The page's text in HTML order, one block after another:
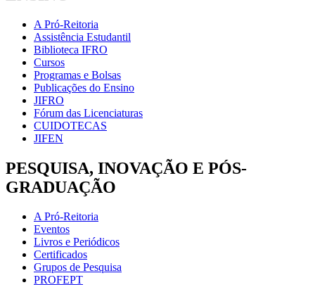
A Pró-Reitoria
Assistência Estudantil
Biblioteca IFRO
Cursos
Programas e Bolsas
Publicações do Ensino
JIFRO
Fórum das Licenciaturas
CUIDOTECAS
JIFEN
PESQUISA, INOVAÇÃO E PÓS-
GRADUAÇÃO
A Pró-Reitoria
Eventos
Livros e Periódicos
Certificados
Grupos de Pesquisa
PROFEPT